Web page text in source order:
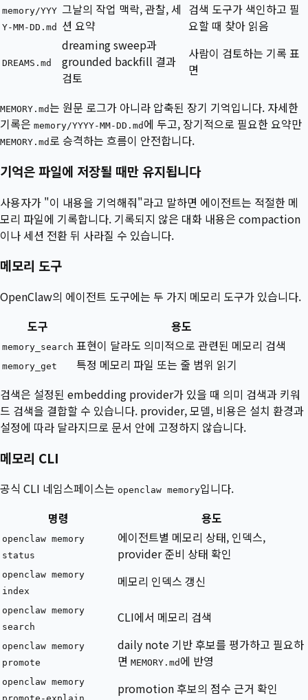
memory/YYY
Y-MM-DD.md
그날의 작업 맥락, 관찰, 세
션 요약
검색 도구가 색인하고 필
요할 때 찾아 읽음
DREAMS.md
dreaming sweep과
grounded backfill 결과
검토
사람이 검토하는 기록 표
면
MEMORY.md는 원문 로그가 아니라 압축된 장기 기억입니다. 자세한
기록은 memory/YYYY-MM-DD.md 에 두고, 장기적으로 필요한 요약만
MEMORY.md 로 승격하는 흐름이 안전합니다.
기억은 파일에 저장될 때만 유지됩니다
사용자가 "이 내용을 기억해줘"라고 말하면 에이전트는 적절한 메
모리 파일에 기록합니다. 기록되지 않은 대화 내용은 compaction
이나 세션 전환 뒤 사라질 수 있습니다.
메모리 도구
OpenClaw의 에이전트 도구에는 두 가지 메모리 도구가 있습니다.
도구
용도
memory_search 표현이 달라도 의미적으로 관련된 메모리 검색
memory_get
특정 메모리 파일 또는 줄 범위 읽기
검색은 설정된 embedding provider가 있을 때 의미 검색과 키워
드 검색을 결합할 수 있습니다. provider, 모델, 비용은 설치 환경과
설정에 따라 달라지므로 문서 안에 고정하지 않습니다.
메모리 CLI
공식 CLI 네임스페이스는 openclaw memory입니다.
명령
용도
openclaw memory
status
에이전트별 메모리 상태, 인덱스,
provider 준비 상태 확인
openclaw memory
index
메모리 인덱스 갱신
openclaw memory
search
CLI에서 메모리 검색
openclaw memory
promote
daily note 기반 후보를 평가하고 필요하
면 MEMORY.md 에 반영
openclaw memory
promotion 후보의 점수 근거 확인